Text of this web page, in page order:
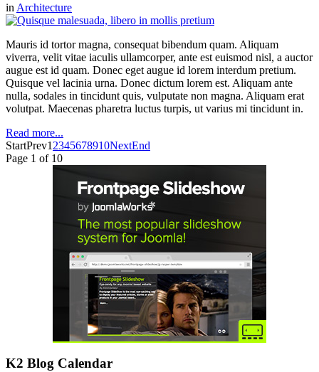
in Architecture
Mauris id tortor magna, consequat bibendum quam. Aliquam
viverra, velit vitae iaculis ullamcorper, ante est euismod nisl, a auctor
augue est id quam. Donec eget augue id lorem interdum pretium.
Quisque vel lacinia urna. Donec dictum lorem est. Aliquam ante
nulla, sodales in tincidunt quis, vulputate non magna. Aliquam erat
volutpat. Maecenas pharetra luctus turpis, ut varius mi tincidunt in.
Read more...
StartPrev1 2345678910NextEnd
Page 1 of 10
K2 Blog Calendar